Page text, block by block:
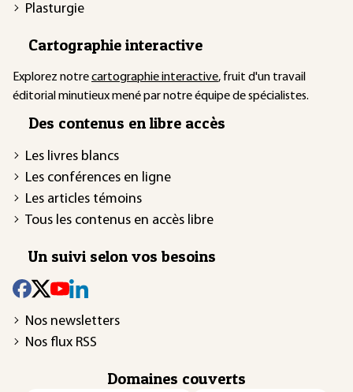
Plasturgie
Cartographie interactive
Explorez notrecartographie interactive, fruit d'un travail
éditorial minutieux mené par notre équipe de spécialistes.
Des contenus en libre accès
Les livres blancs
Les conférences en ligne
Les articles témoins
Tous les contenus en accès libre
Un suivi selon vos besoins
Nos newsletters
Nos flux RSS
Domaines couverts